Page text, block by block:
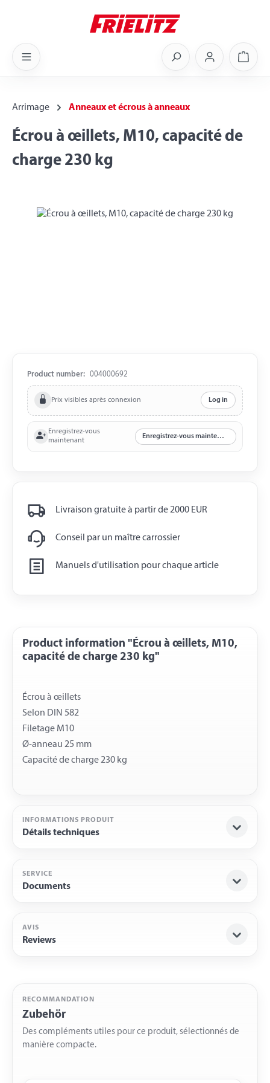
Arrimage Anneaux et écrous à anneaux
Écrou à œillets, M10, capacité de
charge 230 kg
Skip image gallery
Product number: 004000692
Prix visibles après connexion Log in
Enregistrez-vous
maintenant
Enregistrez-vous maintenant
Livraison gratuite à partir de 2000 EUR
Conseil par un maître carrossier
Manuels d'utilisation pour chaque article
Product information "Écrou à œillets, M10,
capacité de charge 230 kg"
Écrou à œillets
Selon DIN 582
Filetage M10
Ø-anneau 25 mm
INFORMATIONS PRODUIT
Détails techniques
SERVICE
Documents
AVIS
Reviews
RECOMMANDATION
Zubehör
Des compléments utiles pour ce produit, sélectionnés de
manière compacte.